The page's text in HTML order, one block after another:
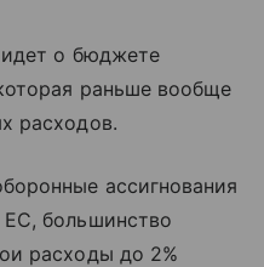
о бюджете
раньше вообще
расходов.
ассигнования
большинство
расходы до 2%